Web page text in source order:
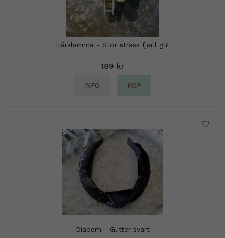
Hårklämma - Stor strass fjäril gul
189 kr
INFO KÖP
Diadem - Glitter svart